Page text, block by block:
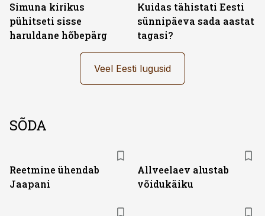
Simuna kirikus
pühitseti sisse
haruldane hõbepärg
Kuidas tähistati Eesti
sünnipäeva sada aastat
tagasi?
Veel Eesti lugusid
SÕDA
Reetmine ühendab
Jaapani
Allveelaev alustab
võidukäiku